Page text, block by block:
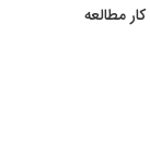
مطالعه